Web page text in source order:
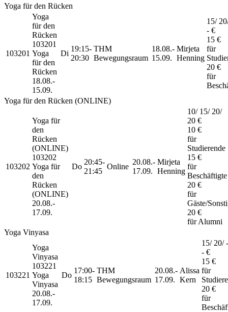
Yoga für den Rücken
103201
Yoga
für den
Rücken
103201
Yoga
für den
Rücken
18.08.-
15.09.
Di
19:15-
20:30
THM
Bewegungsraum
18.08.-
15.09.
Mirjeta
Henning
15/
- €
15 €
für
20 €
für
Yoga für den Rücken (ONLINE)
103202
Yoga für
den
Rücken
(ONLINE)
103202
Yoga für
den
Rücken
(ONLINE)
20.08.-
17.09.
Do
20:45-
21:45
Online
20.08.-
17.09.
Mirjeta
Henning
10/ 15/ 20/
20 €
10 €
für
Studierende
15 €
für
Beschäftigte
20 €
für
Gäste/
20 €
für Alumni
Yoga Vinyasa
103221
Yoga
Vinyasa
103221
Yoga
Vinyasa
20.08.-
17.09.
Do
17:00-
18:15
THM
Bewegungsraum
20.08.-
17.09.
Alissa
Kern
15/ 20/
- €
15 €
für
20 €
für